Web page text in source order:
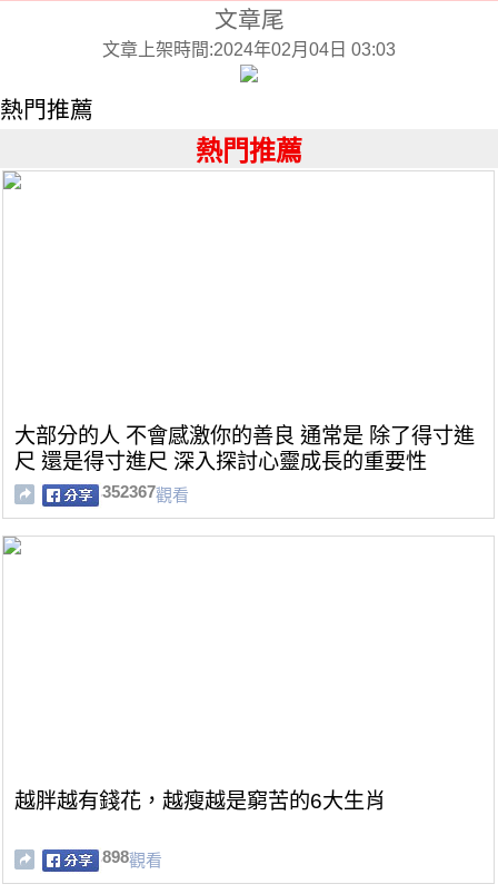
文章尾
文章上架時間:2024年02月04日 03:03
熱門推薦
熱門推薦
大部分的人 不會感激你的善良 通常是 除了得寸進
尺 還是得寸進尺 深入探討心靈成長的重要性
352367觀看
越胖越有錢花，越瘦越是窮苦的6大生肖
898觀看